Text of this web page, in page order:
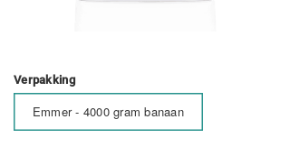
Verpakking
Emmer - 4000 gram banaan